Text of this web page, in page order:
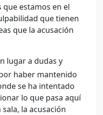
estamos en el
que tienen
que la acusación
lugar a dudas y
haber mantenido
se ha intentado
lo que pasa aquí
la acusación